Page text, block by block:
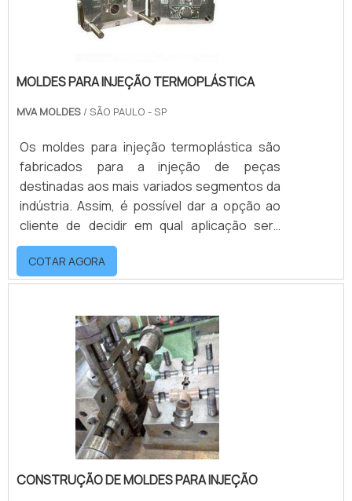
MOLDES PARA INJEÇÃO TERMOPLÁSTICA
MVA MOLDES / SÃO PAULO - SP
Os moldes para injeção termoplástica são
fabricados para a injeção de peças
destinadas aos mais variados segmentos da
indústria. Assim, é possível dar a opção ao
cliente de decidir em qual aplicação será
usada no produto final, e todas as
especificações e exigências estabelecidas
serão seguidas à risca.o produto oferece
passa por diversos testes de qualidade.
Sendo assim, o projeto só é entregue
quando o produto está apto para atender às
necessidades solic.
COTAR AGORA
CONSTRUÇÃO DE MOLDES PARA INJEÇÃO